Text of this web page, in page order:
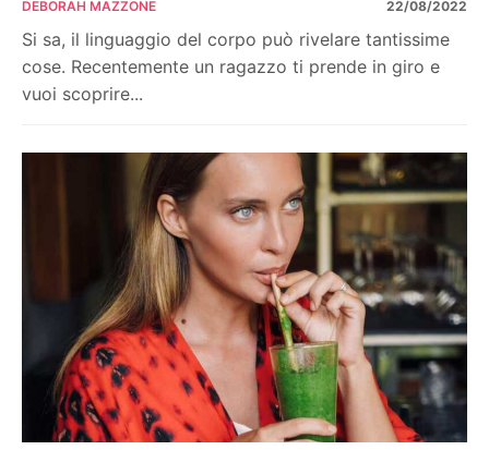
DEBORAH MAZZONE 22/08/2022
Si sa, il linguaggio del corpo può rivelare tantissime
cose. Recentemente un ragazzo ti prende in giro e
vuoi scoprire...